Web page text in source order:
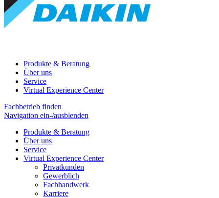
Produkte & Beratung
Über uns
Service
Virtual Experience Center
Fachbetrieb finden
Navigation ein-/ausblenden
Produkte & Beratung
Über uns
Service
Virtual Experience Center
Privatkunden
Gewerblich
Fachhandwerk
Karriere